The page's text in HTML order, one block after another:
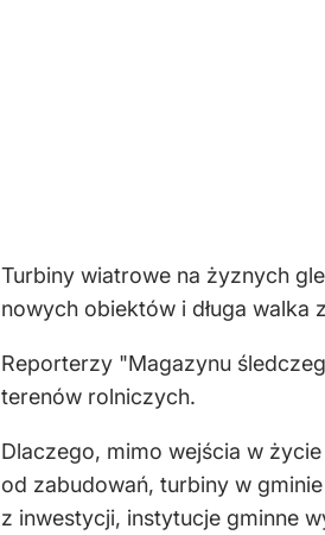
Turbiny wiatrowe na żyznych
nowych obiektów i długa
Reporterzy "Magazynu
terenów rolniczych.
Dlaczego, mimo wejścia w
od zabudowań, turbiny w
z inwestycji, instytucje gminne